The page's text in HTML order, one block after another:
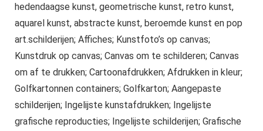
hedendaagse kunst, geometrische kunst, retro kunst,
aquarel kunst, abstracte kunst, beroemde kunst en pop
art.schilderijen; Affiches; Kunstfoto’s op canvas;
Kunstdruk op canvas; Canvas om te schilderen; Canvas
om af te drukken; Cartoonafdrukken; Afdrukken in kleur;
Golfkartonnen containers; Golfkarton; Aangepaste
schilderijen; Ingelijste kunstafdrukken; Ingelijste
grafische reproducties; Ingelijste schilderijen; Grafische